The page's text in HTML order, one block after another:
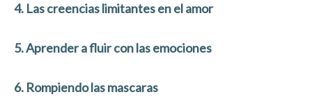
4. Las creencias limitantes en el amor
5. Aprender a fluir con las emociones
6. Rompiendo las mascaras